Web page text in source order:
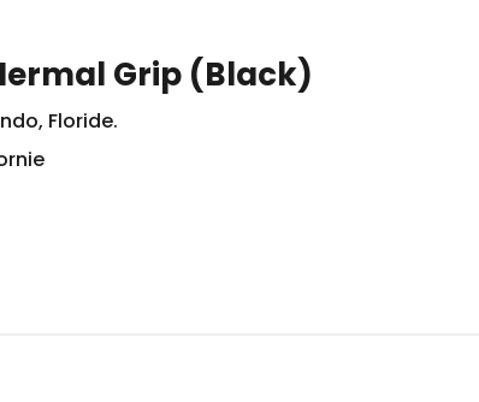
Grip (Black)
Floride.